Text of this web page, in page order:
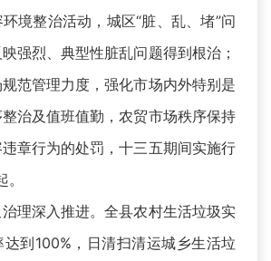
境整治活动，城区“脏、乱、堵”问
强烈、典型性脏乱问题得到根治；
范管理力度，强化市场内外特别是
治及值班值勤，农贸市场秩序保持
章行为的处罚，十三五期间实施行
。
治理深入推进。全县农村生活垃圾实
到100%，日清扫清运城乡生活垃